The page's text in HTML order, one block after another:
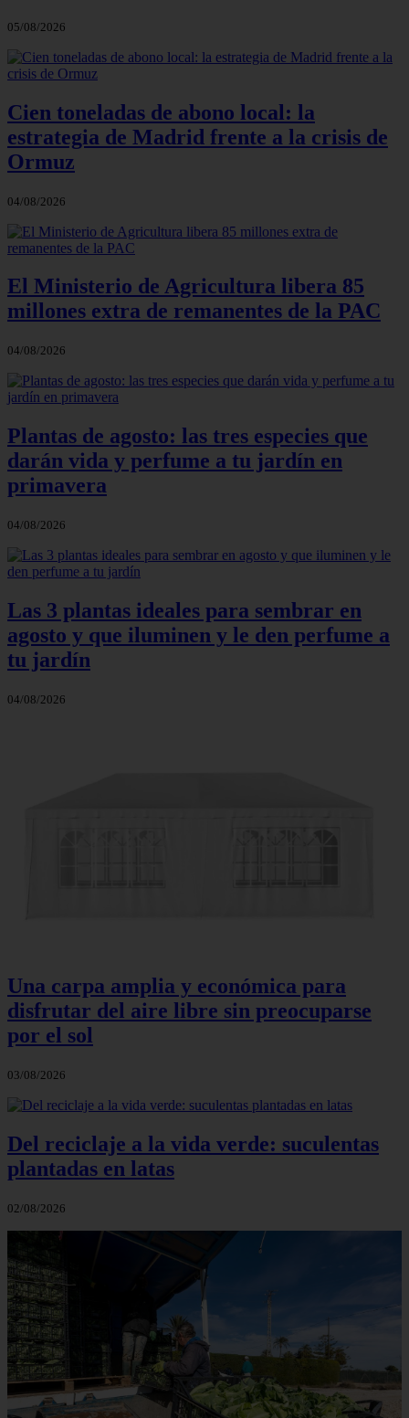
05/08/2026
Cien toneladas de abono local: la
estrategia de Madrid frente a la crisis de
Ormuz
04/08/2026
El Ministerio de Agricultura libera 85
millones extra de remanentes de la PAC
04/08/2026
Plantas de agosto: las tres especies que
darán vida y perfume a tu jardín en
primavera
04/08/2026
Las 3 plantas ideales para sembrar en
agosto y que iluminen y le den perfume a
tu jardín
04/08/2026
Una carpa amplia y económica para
disfrutar del aire libre sin preocuparse
por el sol
03/08/2026
Del reciclaje a la vida verde: suculentas
plantadas en latas
02/08/2026